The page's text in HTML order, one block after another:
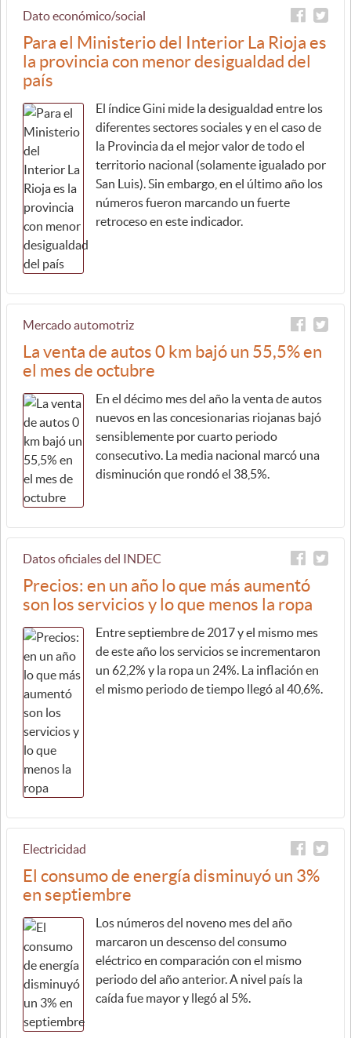
Dato económico/social
Para el Ministerio del Interior La Rioja es
la provincia con menor desigualdad del
país
El índice Gini mide la desigualdad entre los
diferentes sectores sociales y en el caso de
la Provincia da el mejor valor de todo el
territorio nacional (solamente igualado por
San Luis). Sin embargo, en el último año los
números fueron marcando un fuerte
retroceso en este indicador.
Mercado automotriz
La venta de autos 0 km bajó un 55,5% en
el mes de octubre
En el décimo mes del año la venta de autos
nuevos en las concesionarias riojanas bajó
sensiblemente por cuarto periodo
consecutivo. La media nacional marcó una
disminución que rondó el 38,5%.
Datos oficiales del INDEC
Precios: en un año lo que más aumentó
son los servicios y lo que menos la ropa
Entre septiembre de 2017 y el mismo mes
de este año los servicios se incrementaron
un 62,2% y la ropa un 24%. La inflación en
el mismo periodo de tiempo llegó al 40,6%.
Electricidad
El consumo de energía disminuyó un 3%
en septiembre
Los números del noveno mes del año
marcaron un descenso del consumo
eléctrico en comparación con el mismo
periodo del año anterior. A nivel país la
caída fue mayor y llegó al 5%.